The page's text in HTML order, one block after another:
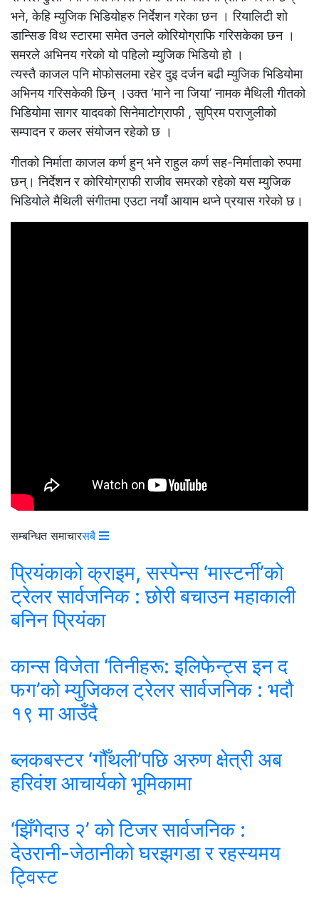
भने, केहि म्युजिक भिडियोहरु निर्देशन गरेका छन । रियालिटी शो
डान्सिङ विथ स्टारमा समेत उनले कोरियोग्राफि गरिसकेका छन ।
समरले अभिनय गरेको यो पहिलो म्युजिक भिडियो हो ।
त्यस्तै काजल पनि मोफोसलमा रहेर दुइ दर्जन बढी म्युजिक भिडियोमा
अभिनय गरिसकेकी छिन् ।उक्त ‘माने ना जिया’ नामक मैथिली गीतको
भिडियोमा सागर यादवको सिनेमाटोग्राफी , सुप्रिम पराजुलीको
सम्पादन र कलर संयोजन रहेको छ ।
गीतको निर्माता काजल कर्ण हुन् भने राहुल कर्ण सह-निर्माताको रुपमा
छन्। निर्देशन र कोरियोग्राफी राजीव समरको रहेको यस म्युजिक
भिडियोले मैथिली संगीतमा एउटा नयाँ आयाम थप्ने प्रयास गरेको छ।
सम्बन्धित समाचारसबै
प्रियंकाको क्राइम, सस्पेन्स ‘मास्टर्नी’को
ट्रेलर सार्वजनिक : छोरी बचाउन महाकाली
बनिन प्रियंका
कान्स विजेता ‘तिनीहरू: इलिफेन्ट्स इन द
फग’को म्युजिकल ट्रेलर सार्वजनिक : भदौ
१९ मा आउँदै
ब्लकबस्टर ‘गौँथली’पछि अरुण क्षेत्री अब
हरिवंश आचार्यको भूमिकामा
‘झिँगेदाउ २’ को टिजर सार्वजनिक :
देउरानी-जेठानीको घरझगडा र रहस्यमय
ट्विस्ट